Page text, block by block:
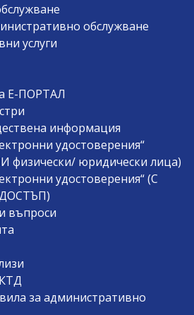
обслужване
услуги
Е-ПОРТАЛ
информация
удостоверения“
юридически лица)
удостоверения“ (С
въпроси
за административно